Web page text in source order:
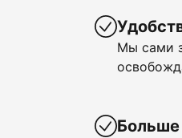
Мы сами
Больше